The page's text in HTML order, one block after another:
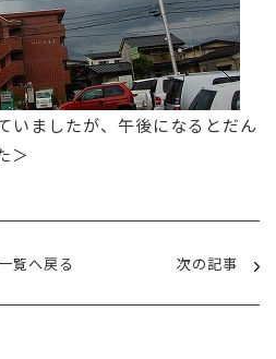
いましたが、午後になるとだん
＞
一覧へ戻る 次の記事